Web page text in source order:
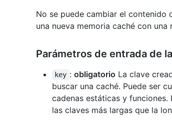
No se puede cambiar el contenido
una nueva memoria caché con una
Parámetros de entrada de
key : obligatorio La clave
buscar una caché. Puede ser
cadenas estáticas y
las claves más largas que la